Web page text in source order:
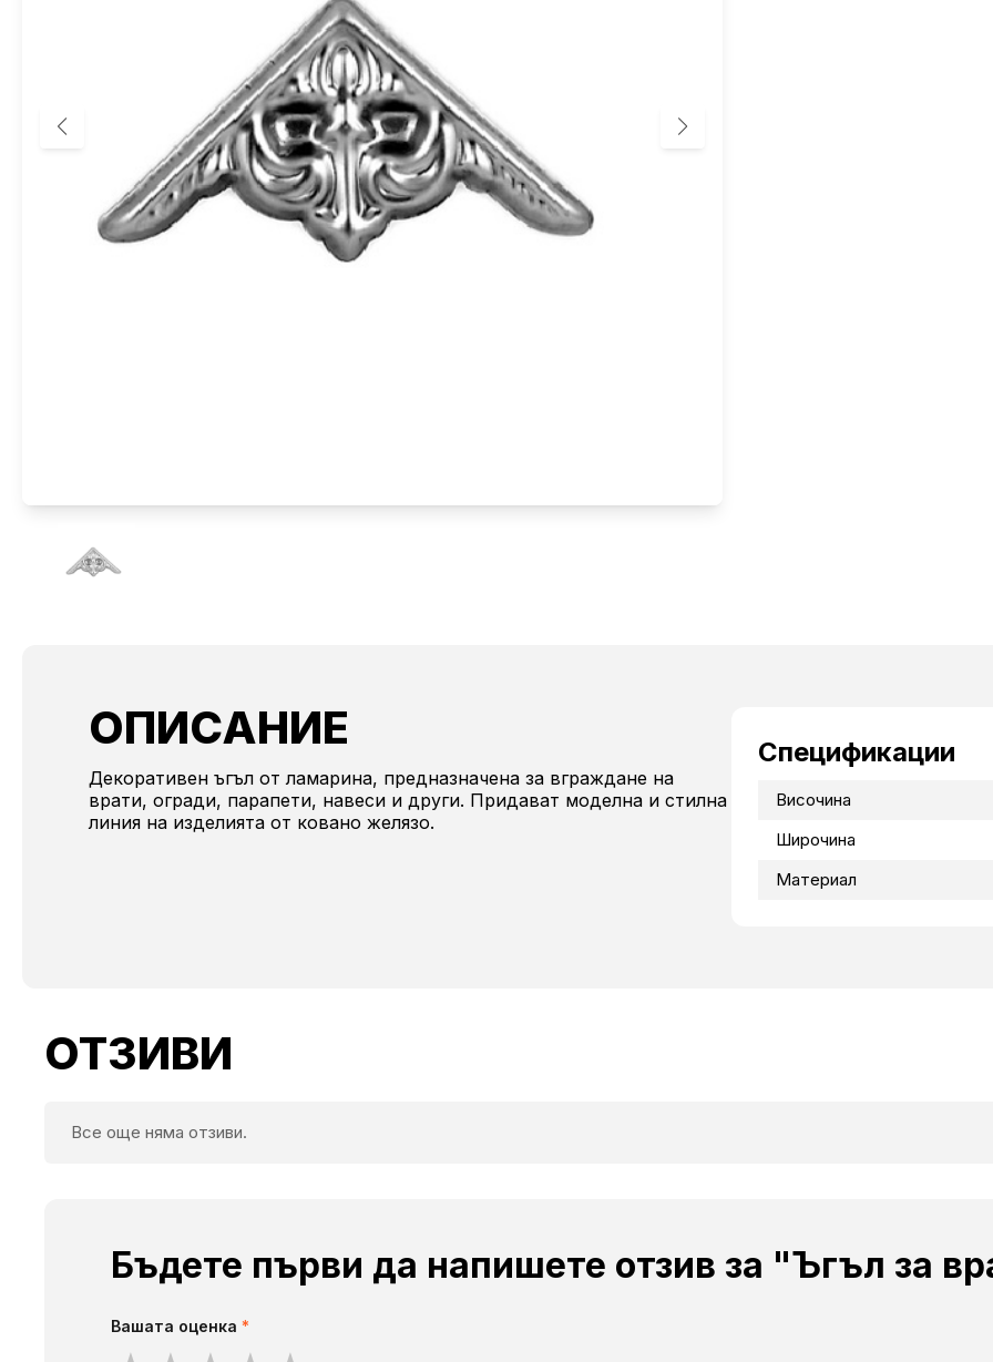
ОПИСАНИЕ
Декоративен ъгъл от ламарина, предназначена за вграждане на
врати, огради, парапети, навеси и други. Придават моделна и стилна
линия на изделията от ковано желязо.
Спецификации
Височина
Широчина
Материал
ОТЗИВИ
Все още няма отзиви.
Бъдете първи да напишете отзив за "Ъгъл за
Вашата оценка *